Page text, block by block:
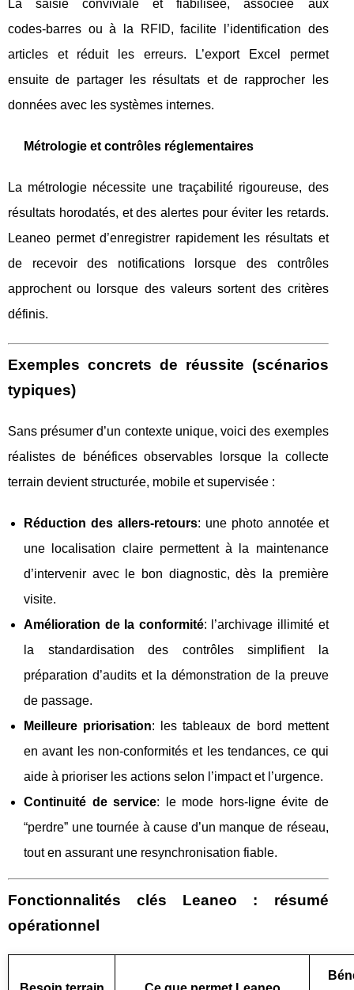
La saisie conviviale et fiabilisée, associée aux
codes‑barres ou à la RFID, facilite l’identification des
articles et réduit les erreurs. L’export Excel permet
ensuite de partager les résultats et de rapprocher les
données avec les systèmes internes.
Métrologie et contrôles réglementaires
La métrologie nécessite une traçabilité rigoureuse, des
résultats horodatés, et des alertes pour éviter les retards.
Leaneo permet d’enregistrer rapidement les résultats et
de recevoir des notifications lorsque des contrôles
approchent ou lorsque des valeurs sortent des critères
définis.
Exemples concrets de réussite (scénarios
typiques)
Sans présumer d’un contexte unique, voici des exemples
réalistes de bénéfices observables lorsque la collecte
terrain devient structurée, mobile et supervisée :
Réduction des allers‑retours: une photo annotée et
une localisation claire permettent à la maintenance
d’intervenir avec le bon diagnostic, dès la première
visite.
Amélioration de la conformité: l’archivage illimité et
la standardisation des contrôles simplifient la
préparation d’audits et la démonstration de la preuve
de passage.
Meilleure priorisation: les tableaux de bord mettent
en avant les non‑conformités et les tendances, ce qui
aide à prioriser les actions selon l’impact et l’urgence.
Continuité de service: le mode hors‑ligne évite de
“perdre” une tournée à cause d’un manque de réseau,
tout en assurant une resynchronisation fiable.
Fonctionnalités clés Leaneo : résumé
opérationnel